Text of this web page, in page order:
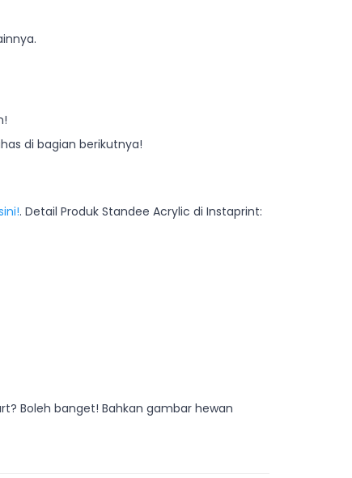
di bagian berikutnya!
. Detail Produk Standee Acrylic di Instaprint:
Boleh banget! Bahkan gambar hewan